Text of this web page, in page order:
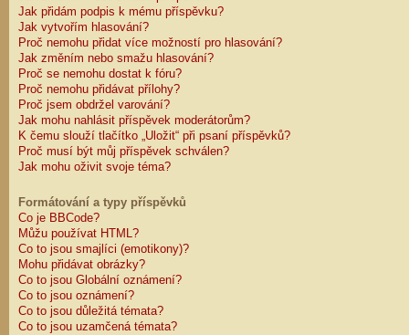
Jak přidám podpis k mému příspěvku?
Jak vytvořím hlasování?
Proč nemohu přidat více možností pro hlasování?
Jak změním nebo smažu hlasování?
Proč se nemohu dostat k fóru?
Proč nemohu přidávat přílohy?
Proč jsem obdržel varování?
Jak mohu nahlásit příspěvek moderátorům?
K čemu slouží tlačítko „Uložit“ při psaní příspěvků?
Proč musí být můj příspěvek schválen?
Jak mohu oživit svoje téma?
Formátování a typy příspěvků
Co je BBCode?
Můžu používat HTML?
Co to jsou smajlíci (emotikony)?
Mohu přidávat obrázky?
Co to jsou Globální oznámení?
Co to jsou oznámení?
Co to jsou důležitá témata?
Co to jsou uzamčená témata?